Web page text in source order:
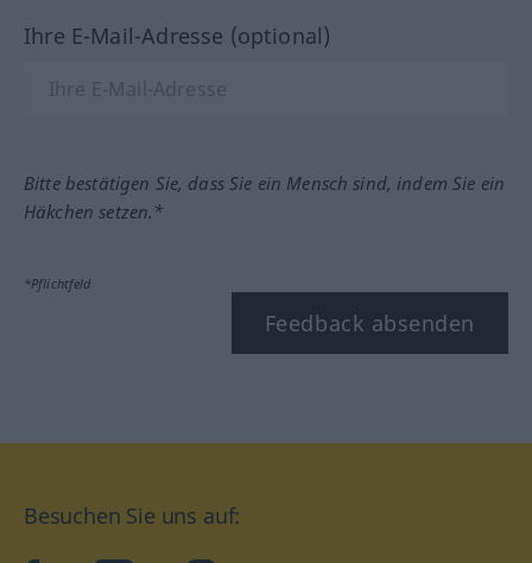
Ihre E-Mail-Adresse (optional)
Bitte bestätigen Sie, dass Sie ein Mensch sind, indem Sie ein
Häkchen setzen.*
*Pflichtfeld
Feedback absenden
Besuchen Sie uns auf: